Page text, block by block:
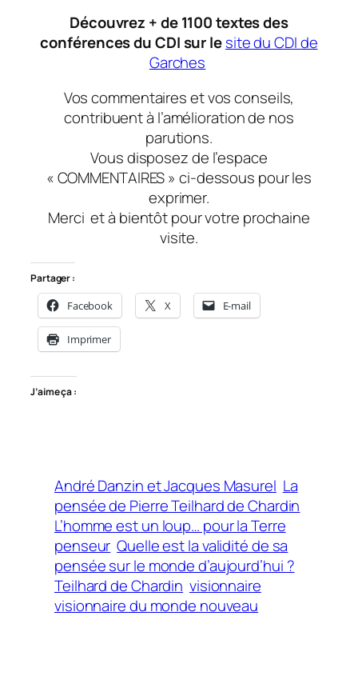
Découvrez + de 1100 textes des
conférences du CDI sur lesite du CDI de
Garches
Vos commentaires et vos conseils,
contribuent à l’amélioration de nos
parutions.
Vous disposez de l’espace
« COMMENTAIRES » ci-dessous pour les
exprimer.
Merci et à bientôt pour votre prochaine
visite.
Partager :
Facebook X E-mail
Imprimer
J’aime ça :
André Danzin et Jacques Masurel La
pensée de Pierre Teilhard de Chardin
L’homme est un loup… pour la Terre
penseur Quelle est la validité de sa
pensée sur le monde d’aujourd’hui ?
Teilhard de Chardin visionnaire
visionnaire du monde nouveau